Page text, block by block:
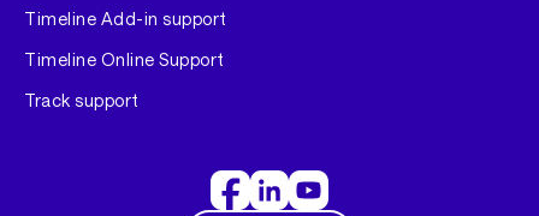
Timeline Add-in support
Timeline Online Support
Track support